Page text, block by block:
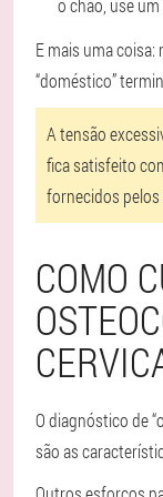
o chão, use
E mais uma
“doméstico”
A tensão
fica satisfeito
fornecidos
COMO
O diagnóstico de
são as